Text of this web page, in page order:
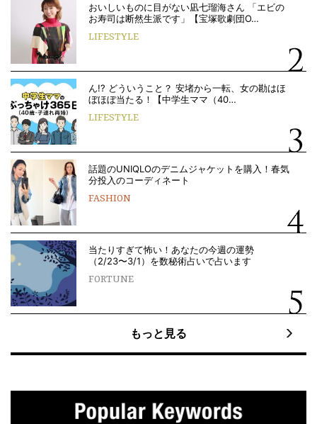
おいしいものに目がない凪七瑠海さん 「エビの
お寿司は断然生派です」【宝塚歌劇団O…
LIFESTYLE
ん!? どういうこと？ 安堵から一転、女の勘はほ
ぼほぼ当たる！【中学生ママ（40…
LIFESTYLE
話題のUNIQLOのデニムジャケットを購入！春気
分投入のコーディネート
FASHION
当たりすぎて怖い！あなたの今週の運勢
（2/23〜3/1）を数秘術占いで占います
FORTUNE
もっと見る